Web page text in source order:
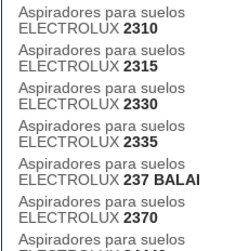
Aspiradores para suelos
ELECTROLUX 2310
Aspiradores para suelos
ELECTROLUX 2315
Aspiradores para suelos
ELECTROLUX 2330
Aspiradores para suelos
ELECTROLUX 2335
Aspiradores para suelos
ELECTROLUX 237 BALAI
Aspiradores para suelos
ELECTROLUX 2370
Aspiradores para suelos